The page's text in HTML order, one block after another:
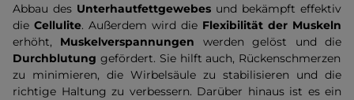
Abbau des Unterhautfettgewebes und bekämpft effektiv
die Cellulite. Außerdem wird die Flexibilität der Muskeln
erhöht, Muskelverspannungen werden gelöst und die
Durchblutung gefördert. Sie hilft auch, Rückenschmerzen
zu minimieren, die Wirbelsäule zu stabilisieren und die
richtige Haltung zu verbessern. Darüber hinaus ist es ein